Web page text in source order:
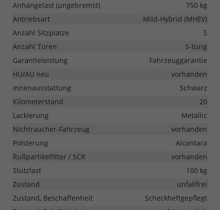
Anhängelast (ungebremst)
750 kg
Antriebsart
Mild-Hybrid (MHEV)
Anzahl Sitzplätze
5
Anzahl Türen
5-türig
Garantieleistung
Fahrzeuggarantie
HU/AU neu
vorhanden
Innenausstattung
Schwarz
Kilometerstand
20
Lackierung
Metallic
Nichtraucher-Fahrzeug
vorhanden
Polsterung
Alcantara
Rußpartikelfilter / SCR
vorhanden
Stützlast
100 kg
Zustand
unfallfrei
Zustand, Beschaffenheit
Scheckheftgepflegt